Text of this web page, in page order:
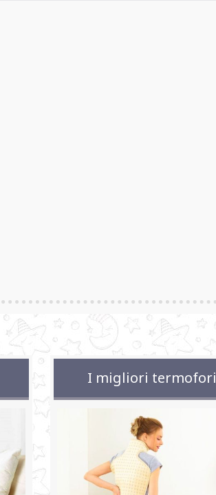
I migliori termofori